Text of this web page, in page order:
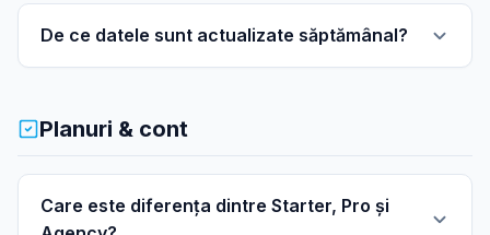
De ce datele sunt actualizate săptămânal?
Planuri & cont
Care este diferența dintre Starter, Pro și